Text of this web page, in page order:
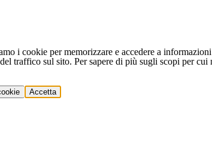
i cookie per memorizzare e accedere a
traffico sul sito. Per sapere di più sugli scopi per
Accetta